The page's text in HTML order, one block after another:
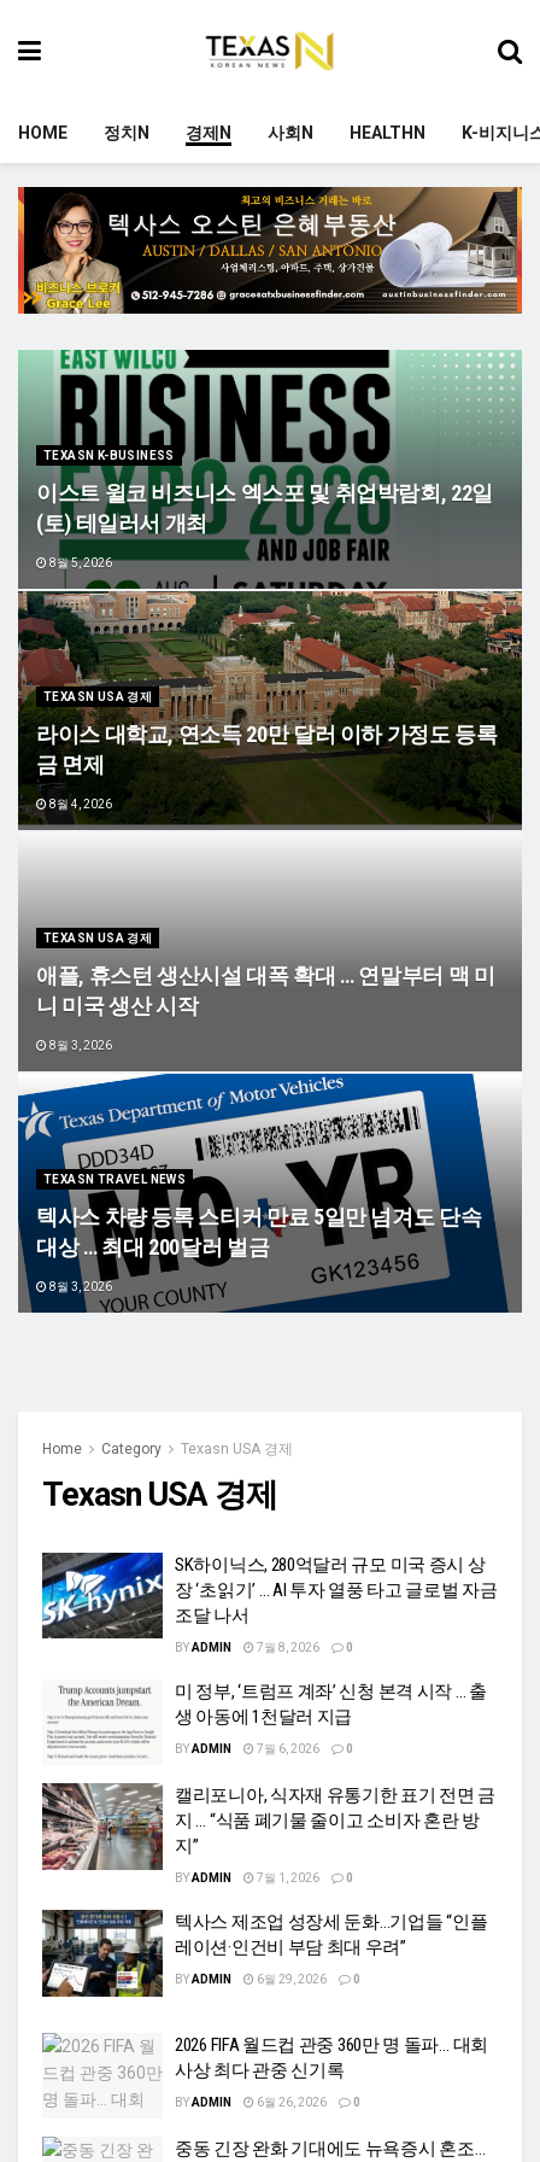
HOME 정치N 경제N 사회N HEALTHN K-비지니
TEXASN K-BUSINESS
이스트 윌코 비즈니스 엑스포 및 취업박람회, 22일
(토) 테일러서 개최
8월 5, 2026
TEXASN USA 경제
라이스 대학교, 연소득 20만 달러 이하 가정도 등록
금 면제
8월 4, 2026
TEXASN USA 경제
애플, 휴스턴 생산시설 대폭 확대 … 연말부터 맥 미
니 미국 생산 시작
8월 3, 2026
TEXASN TRAVEL NEWS
텍사스 차량 등록 스티커 만료 5일만 넘겨도 단속
대상 … 최대 200달러 벌금
8월 3, 2026
Home Category Texasn USA 경제
Texasn USA 경제
SK하이닉스, 280억달러 규모 미국 증시 상
장 ‘초읽기’ … AI 투자 열풍 타고 글로벌 자금
조달 나서
BYADMIN 7월 8, 2026 0
미 정부, ‘트럼프 계좌’ 신청 본격 시작 … 출
생 아동에 1천달러 지급
BYADMIN 7월 6, 2026 0
캘리포니아, 식자재 유통기한 표기 전면 금
지 … “식품 폐기물 줄이고 소비자 혼란 방
지”
BYADMIN 7월 1, 2026 0
텍사스 제조업 성장세 둔화…기업들 “인플
레이션·인건비 부담 최대 우려”
BYADMIN 6월 29, 2026 0
2026 FIFA 월드컵 관중 360만 명 돌파… 대회
사상 최다 관중 신기록
BYADMIN 6월 26, 2026 0
중동 긴장 완화 기대에도 뉴욕증시 혼조…